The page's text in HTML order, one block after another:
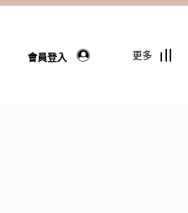
會員登入 更多